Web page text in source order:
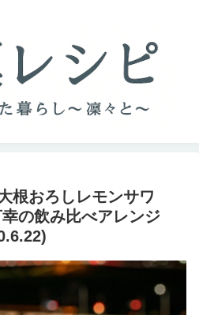
根おろしレモンサワ
の飲み比べアレンジ